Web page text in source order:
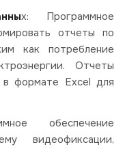
х: Программное
отчеты по
как потребление
Отчеты
в формате Excel для
обеспечение
видеофиксации,